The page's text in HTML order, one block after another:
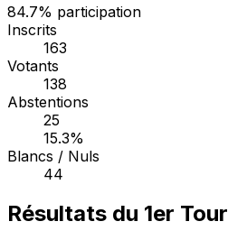
84.7% participation
Inscrits
163
Votants
138
Abstentions
25
15.3%
Blancs / Nuls
44
Résultats du 1er Tour